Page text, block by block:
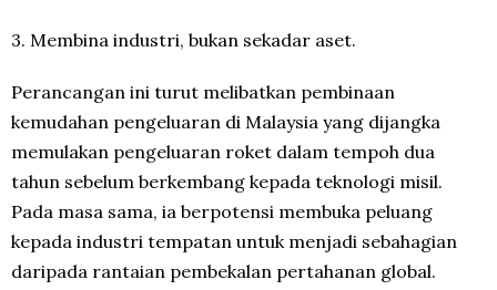
3.⁠ ⁠Membina industri, bukan sekadar aset.
Perancangan ini turut melibatkan pembinaan
kemudahan pengeluaran di Malaysia yang dijangka
memulakan pengeluaran roket dalam tempoh dua
tahun sebelum berkembang kepada teknologi misil.
Pada masa sama, ia berpotensi membuka peluang
kepada industri tempatan untuk menjadi sebahagian
daripada rantaian pembekalan pertahanan global.